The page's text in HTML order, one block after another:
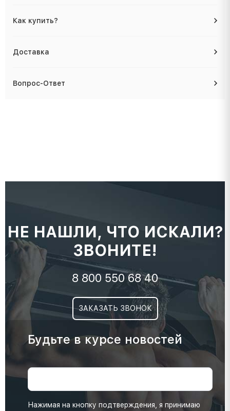
Как купить?
Доставка
Вопрос-Ответ
НЕ НАШЛИ, ЧТО ИСКАЛИ?
ЗВОНИТЕ!
8 800 550 68 40
ЗАКАЗАТЬ ЗВОНОК
Будьте в курсе новостей
Нажимая на кнопку подтверждения, я принимаю